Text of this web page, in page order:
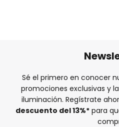
Sé el primero en conocer
promociones exclusivas y
iluminación. Regístrate
descuento del13%* para